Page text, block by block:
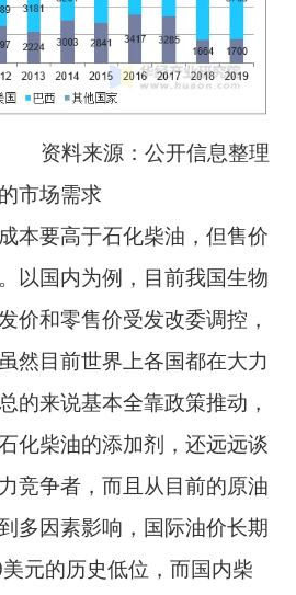
资料来源：公开信息整理
市场需求
本要高于石化柴油，但售价
以国内为例，目前我国生物
价和零售价受发改委调控，
然目前世界上各国都在大力
的来说基本全靠政策推动，
化柴油的添加剂，还远远谈
竞争者，而且从目前的原油
多因素影响，国际油价长期
元的历史低位，而国内柴